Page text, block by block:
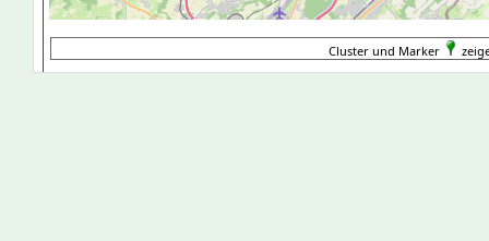
Cluster und Marker